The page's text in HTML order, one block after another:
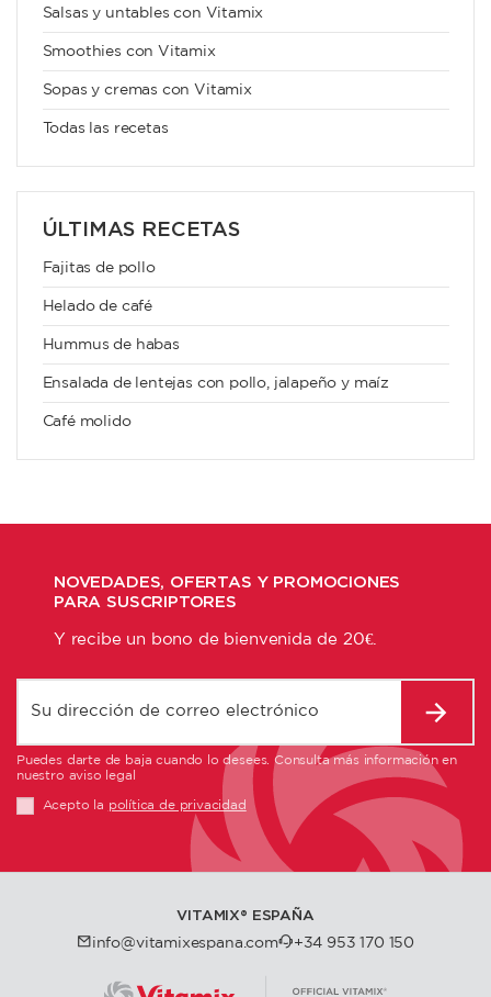
Salsas y untables con Vitamix
Smoothies con Vitamix
Sopas y cremas con Vitamix
Todas las recetas
ÚLTIMAS RECETAS
Fajitas de pollo
Helado de café
Hummus de habas
Ensalada de lentejas con pollo, jalapeño y maíz
Café molido
NOVEDADES, OFERTAS Y PROMOCIONES
PARA SUSCRIPTORES
Y recibe un bono de bienvenida de 20€.
Puedes darte de baja cuando lo desees. Consulta más información en
nuestro aviso legal
Acepto la política de privacidad
VITAMIX®️ ESPAÑA
info@vitamixespana.com +34 953 170 150